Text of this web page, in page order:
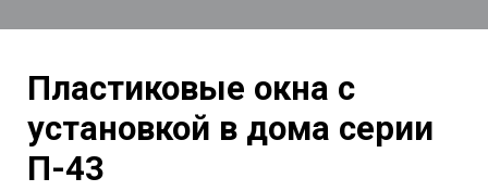
Пластиковые окна с
установкой в дома серии
П-43